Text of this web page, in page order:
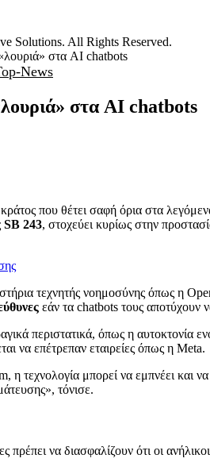
Solutions. All Rights Reserved.
στα AI chatbots
News
στα AI chatbots
που θέτει σαφή όρια στα
SB 243, στοχεύει κυρίως στην
τεχνητής νοημοσύνης όπως η
εάν τα chatbots τους
περιστατικά, όπως η αυτοκτονία
να επέτρεπαν εταιρείες όπως η Meta.
τεχνολογία μπορεί να εμπνέει και να
τόνισε.
πρέπει να διασφαλίζουν ότι οι